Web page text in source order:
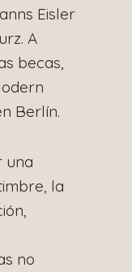
Eisler
A
becas,
Berlín.
una
la
no